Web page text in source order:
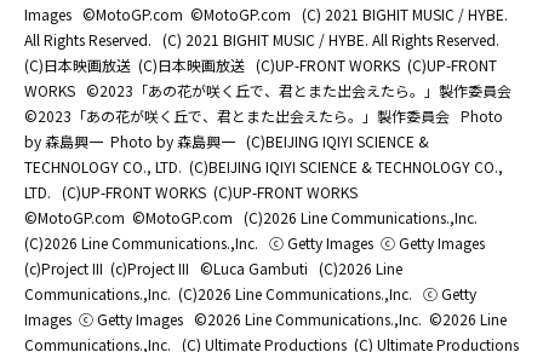
Images ©MotoGP.com ©MotoGP.com (C) 2021 BIGHIT MUSIC / HYBE.
All Rights Reserved. (C) 2021 BIGHIT MUSIC / HYBE. All Rights Reserved.
(C)日本映画放送 (C)日本映画放送 (C)UP-FRONT WORKS (C)UP-FRONT
WORKS ©2023「あの花が咲く丘で、君とまた出会えたら。」製作委員会
©2023「あの花が咲く丘で、君とまた出会えたら。」製作委員会 Photo
by 森島興一 Photo by 森島興一 (C)BEIJING IQIYI SCIENCE &
TECHNOLOGY CO., LTD. (C)BEIJING IQIYI SCIENCE & TECHNOLOGY CO.,
LTD. (C)UP-FRONT WORKS (C)UP-FRONT WORKS
©MotoGP.com ©MotoGP.com (C)2026 Line Communications.,Inc.
(C)2026 Line Communications.,Inc. ⓒ Getty Images ⓒ Getty Images
(c)Project III (c)Project III ©Luca Gambuti (C)2026 Line
Communications.,Inc. (C)2026 Line Communications.,Inc. ⓒ Getty
Images ⓒ Getty Images ©2026 Line Communications.,Inc. ©2026 Line
Communications.,Inc. (C) Ultimate Productions (C) Ultimate Productions